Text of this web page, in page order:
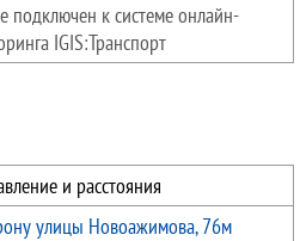
подключен к системе онлайн-
IGIS:Транспорт
и расстояния
улицы Новоажимова, 76м